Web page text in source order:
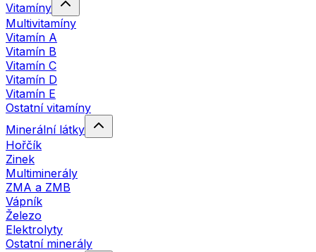
Vitamíny
Multivitamíny
Vitamín A
Vitamín B
Vitamín C
Vitamín D
Vitamín E
Ostatní vitamíny
Minerální látky
Hořčík
Zinek
Multiminerály
ZMA a ZMB
Vápník
Železo
Elektrolyty
Ostatní minerály